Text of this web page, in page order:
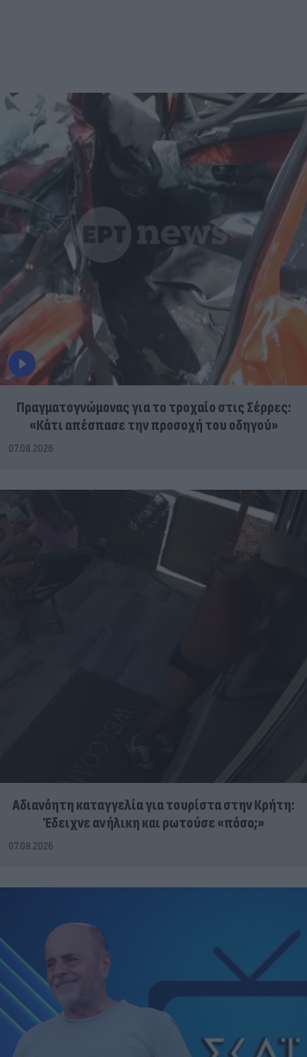
Πραγματογνώμονας για το τροχαίο στις Σέρρες:
«Κάτι απέσπασε την προσοχή του οδηγού»
07.08.2026
Αδιανόητη καταγγελία για τουρίστα στην Κρήτη:
Έδειχνε ανήλικη και ρωτούσε «πόσο;»
07.08.2026